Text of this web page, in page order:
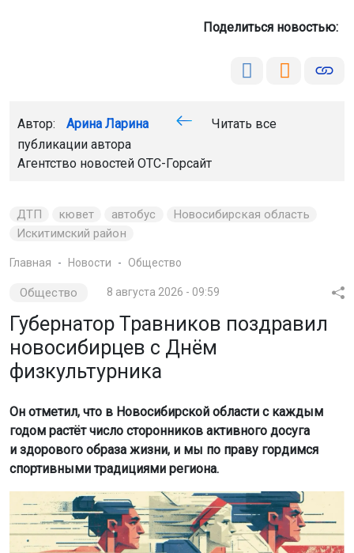
Поделиться новостью:
Автор: Арина Ларина
Читать все
публикации автора
Агентство новостей ОТС-Горсайт
ДТП кювет автобус
Новосибирская область
Искитимский район
Главная Новости Общество
Общество 8 августа 2026 - 09:59
Губернатор Травников поздравил
новосибирцев с Днём
физкультурника
Он отметил, что в Новосибирской области с каждым
годом растёт число сторонников активного досуга
и здорового образа жизни, и мы по праву гордимся
спортивными традициями региона.